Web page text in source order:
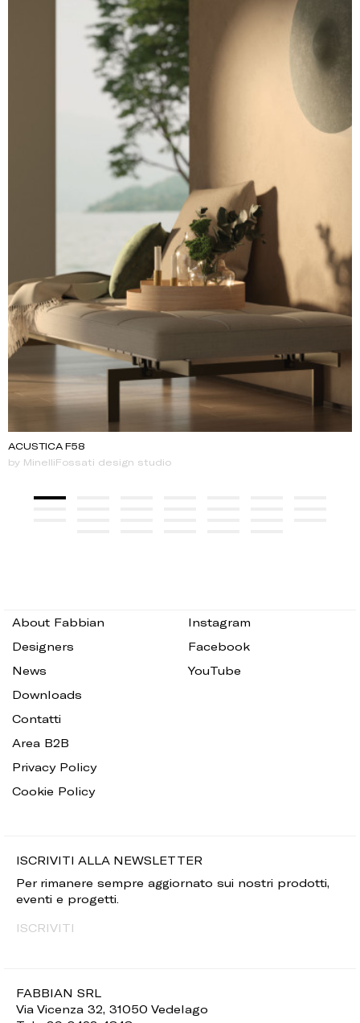
ACUSTICA F58
by MinelliFossati design studio
FABBIAN SRL
Via Vicenza 32, 31050 Vedelago
About Fabbian
Designers
News
Downloads
Contatti
Area B2B
Privacy Policy
Cookie Policy
Instagram
Facebook
YouTube
ISCRIVITI ALLA NEWSLETTER
Per rimanere sempre aggiornato sui nostri prodotti,
eventi e progetti.
ISCRIVITI